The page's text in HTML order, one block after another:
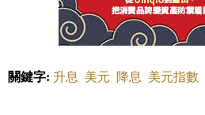
關鍵字: 升息 美元 降息 美元指數